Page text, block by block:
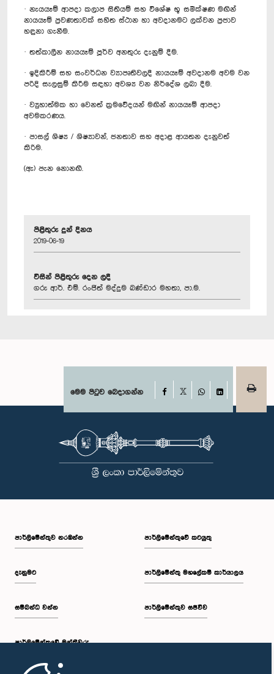
· නැයයෑම් ආපදා කලාප සිතියම් සහ විශේෂ භූ සමීක්ෂණ මඟින්
නායයෑම් ප්‍රවණතාවක් සහිත ස්ථාන හා අවදානමට ලක්වන ප්‍රජාව
හඳුනා ගැනීම.
· තත්කාලීන නායයෑම් පූර්ව අනතුරු දැනුම් දීම.
· ඉදිකිරීම් සහ සංවර්ධන ව්‍යාපෘතිවලදී නායයෑම් අවදානම අවම වන
පරිදි සැලසුම් කිරීම සඳහා අවශ්‍ය වන නිර්දේශ ලබා දීම.
· ව්‍යුහාත්මක හා වෙනත් ක්‍රමවේදයන් මඟින් නායයෑම් ආපදා
අවමකරණය.
· පාසල් ශිෂ්‍ය / ශිෂ්‍යාවන්, ජනතාව සහ අදාළ ආයතන දැනුවත්
කිරිම.
(ඇ) පැන නොනඟී.
පිළිතුරු දුන් දිනය
2019-06-19
විසින් පිළිතුරු දෙන ලදී
ගරු ආර්. එම්. රංජිත් මද්දුම බණ්ඩාර මහතා, පා.ම.
මෙම පිටුව බෙදාගන්න Facebook
WhatsAppLinkedIn
පාර්ලි‌මේන්තුව නරඹන්න
දැනුමට
සම්බන්ධ වන්න
පාර්ලි‌මේන්තුවේ මන්ත්‍රීවරු
පාර්ලිමේන්තුවේ කටයුතු
පාර්ලිමේන්තු මහලේකම් කාර්යාලය
පාර්ලිමේන්තුව සජීවීව